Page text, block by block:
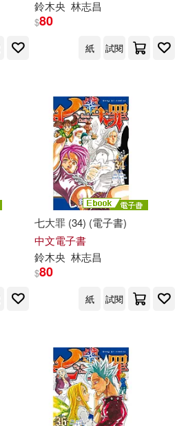
鈴木央 林志昌
$80
紙 試閱
七大罪 (34) (電子書)
中文電子書
鈴木央 林志昌
$80
紙 試閱